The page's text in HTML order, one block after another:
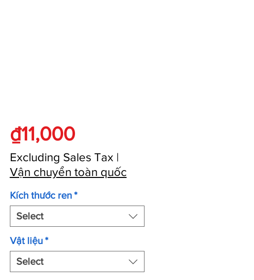
₫11,000Price
Excluding Sales Tax|
Vận chuyển toàn quốc
Kích thước ren*
Select
Vật liệu*
Select